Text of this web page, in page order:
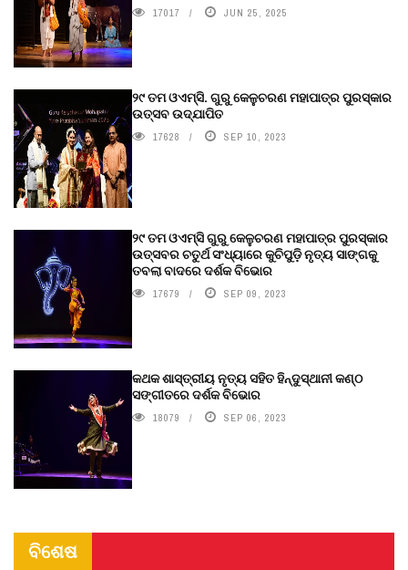
17017 JUN 25, 2025
୨୯ ତମ ଓଏମ୍‌ସି. ଗୁରୁ କେଳୁଚରଣ ମହାପାତ୍ର ପୁରସ୍କାର
ଉତ୍ସବ ଉଦ୍‍ଯାପିତ
17628 SEP 10, 2023
୨୯ ତମ ଓଏମ୍‌ସି ଗୁରୁ କେଳୁଚରଣ ମହାପାତ୍ର ପୁରସ୍କାର
ଉତ୍ସବର ଚତୁର୍ଥ ସଂଧ୍ୟାରେ କୁଚିପୁଡ଼ି ନୃତ୍ୟ ସାଙ୍ଗକୁ
ତବଲା ବାଦରେ ଦର୍ଶକ ବିଭୋର
17679 SEP 09, 2023
କଥକ ଶାସ୍ତ୍ରୀୟ ନୃତ୍ୟ ସହିତ ହିନ୍ଦୁସ୍ଥାନୀ କଣ୍ଠ
ସଙ୍ଗୀତରେ ଦର୍ଶକ ବିଭୋର
18079 SEP 06, 2023
ବିଶେଷ